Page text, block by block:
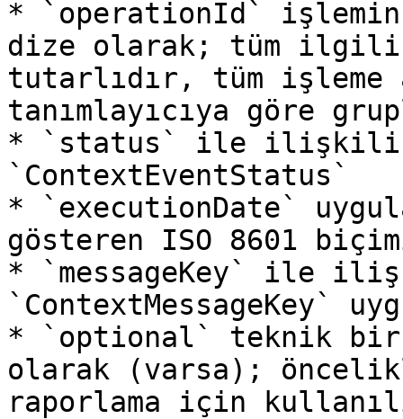
* `operationId` işlemin
dize olarak; tüm ilgili
tutarlıdır, tüm işleme
tanımlayıcıya göre
* `status` ile ilişkili
`ContextEventStatus`
* `executionDate`
gösteren ISO 8601
* `messageKey` ile
`ContextMessageKey`
* `optional` teknik bir
olarak (varsa);
raporlama için